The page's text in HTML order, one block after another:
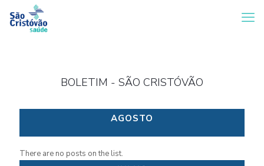
BOLETIM - SÃO CRISTÓVÃO
AGOSTO
There are no posts on the list.